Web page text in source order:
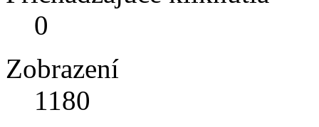
0
Zobrazení
1180